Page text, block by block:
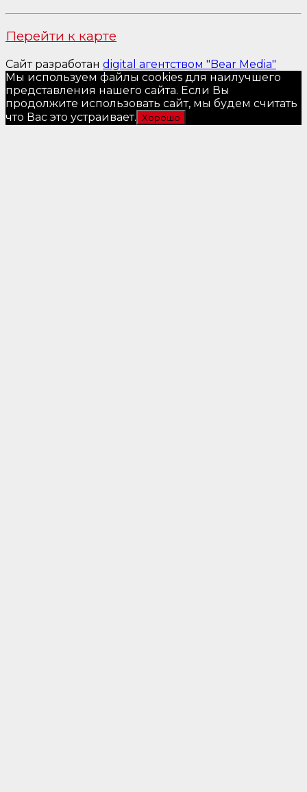
Перейти к карте
Сайт разработан digital агентством "Bear Media"
Мы используем файлы cookies для наилучшего
представления нашего сайта. Если Вы
продолжите использовать сайт, мы будем считать
что Вас это устраивает. Хорошо